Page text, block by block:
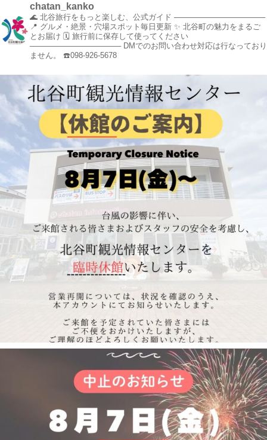
chatan_kanko
🌊 北谷旅行をもっと楽しむ、公式ガイド ─────────────────
📍 グルメ・絶景・穴場スポット毎日更新 ✨ 北谷町の魅力をまるご
とお届け 🗓️ 旅行前に保存して使ってください
─────────────────DMでのお問い合わせ対応は行なっており
ません。
☎️098-926-5678